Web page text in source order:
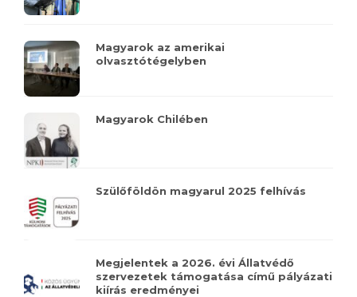
Magyarok az amerikai
olvasztótégelyben
Magyarok Chilében
Szülőföldön magyarul 2025 felhívás
Megjelentek a 2026. évi Állatvédő
szervezetek támogatása című pályázati
kiírás eredményei